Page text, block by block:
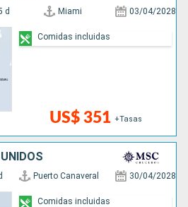
d Miami 03/04/2028
US$ 351 +Tasas
Comidas incluidas
Puerto Canaveral 30/04/2028
Comidas incluidas